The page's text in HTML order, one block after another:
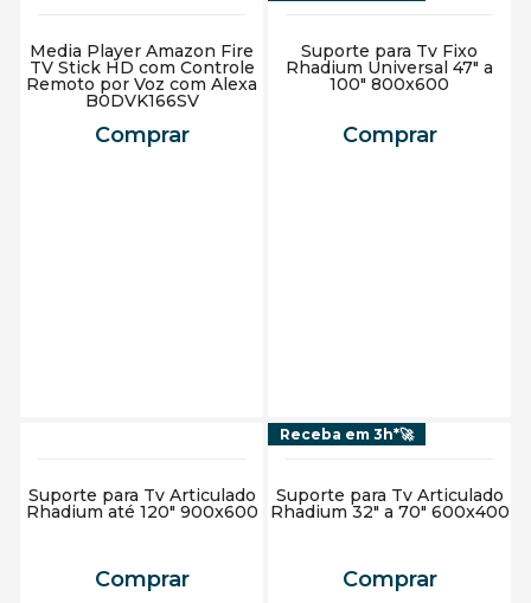
Media Player Amazon Fire
TV Stick HD com Controle
Remoto por Voz com Alexa
B0DVK166SV
Comprar
Suporte para Tv Fixo
Rhadium Universal 47" a
100" 800x600
Comprar
Suporte para Tv Articulado
Rhadium até 120" 900x600
Comprar
Receba em 3h*🚀
Suporte para Tv Articulado
Rhadium 32" a 70" 600x400
Comprar